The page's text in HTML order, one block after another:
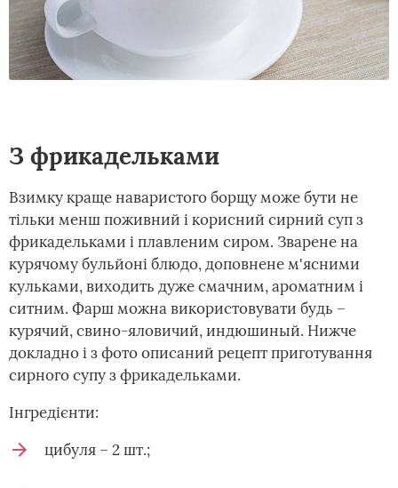
З фрикадельками
Взимку краще наваристого борщу може бути не
тільки менш поживний і корисний сирний суп з
фрикадельками і плавленим сиром. Зварене на
курячому бульйоні блюдо, доповнене м'ясними
кульками, виходить дуже смачним, ароматним і
ситним. Фарш можна використовувати будь –
курячий, свино-яловичий, индюшиный. Нижче
докладно і з фото описаний рецепт приготування
сирного супу з фрикадельками.
Інгредієнти:
цибуля – 2 шт.;